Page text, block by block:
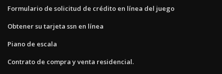
Formulario de solicitud de crédito en línea del juego
Obtener su tarjeta ssn en línea
Piano de escala
Contrato de compra y venta residencial.